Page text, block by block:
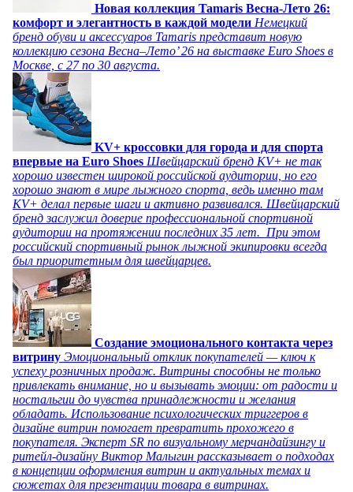
Новая коллекция Tamaris Весна-Лето 26:
комфорт и элегантность в каждой модели Немецкий
бренд обуви и аксессуаров Tamaris представит новую
коллекцию сезона Весна–Лето’ 26 на выставке Euro Shoes в
Москве, с 27 по 30 августа.
KV+ кроссовки для города и для спорта
впервые на Euro Shoes Швейцарский бренд KV+ не так
хорошо известен широкой российской аудитории, но его
хорошо знают в мире лыжного спорта, ведь именно там
KV+ делал первые шаги и активно развивался. Швейцарский
бренд заслужил доверие профессиональной спортивной
аудитории на протяжении последних 35 лет. При этом
российский спортивный рынок лыжной экипировки всегда
был приоритетным для швейцарцев.
Создание эмоционального контакта через
витрину Эмоциональный отклик покупателей — ключ к
успеху розничных продаж. Витрины способны не только
привлекать внимание, но и вызывать эмоции: от радости и
ностальгии до чувства принадлежности и желания
обладать. Использование психологических триггеров в
дизайне витрин помогает превратить прохожего в
покупателя. Эксперт SR по визуальному мерчандайзингу и
ритейл-дизайну Виктор Малыгин рассказывает о подходах
в концепции оформления витрин и актуальных темах и
сюжетах для презентации товара в витринах.